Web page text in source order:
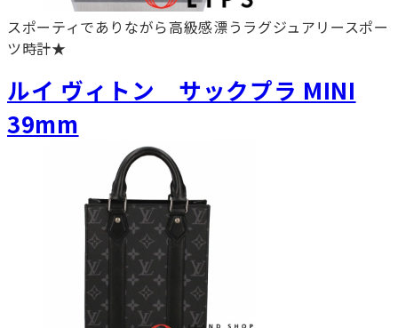
スポーティでありながら高級感漂うラグジュアリースポー
ツ時計★
ルイ ヴィトン サックプラ MINI
39mm